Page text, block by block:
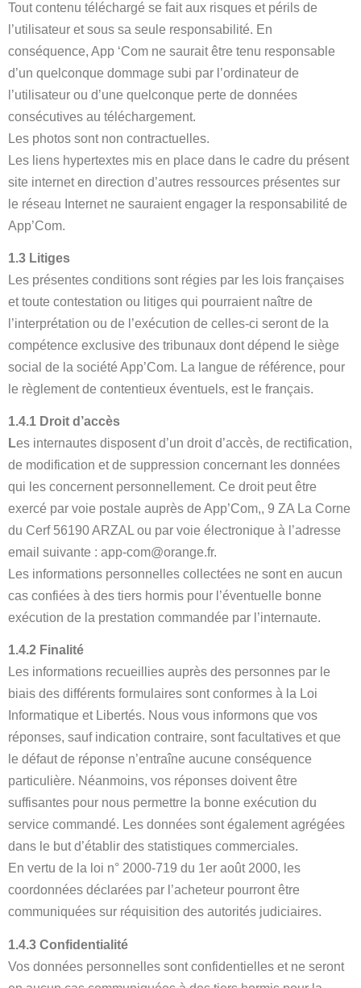
Tout contenu téléchargé se fait aux risques et périls de
l’utilisateur et sous sa seule responsabilité. En
conséquence, App ‘Com ne saurait être tenu responsable
d’un quelconque dommage subi par l’ordinateur de
l’utilisateur ou d’une quelconque perte de données
consécutives au téléchargement.
Les photos sont non contractuelles.
Les liens hypertextes mis en place dans le cadre du présent
site internet en direction d’autres ressources présentes sur
le réseau Internet ne sauraient engager la responsabilité de
App’Com.
1.3 Litiges
Les présentes conditions sont régies par les lois françaises
et toute contestation ou litiges qui pourraient naître de
l’interprétation ou de l’exécution de celles-ci seront de la
compétence exclusive des tribunaux dont dépend le siège
social de la société App’Com. La langue de référence, pour
le règlement de contentieux éventuels, est le français.
1.4.1 Droit d’accès
Les internautes disposent d’un droit d’accès, de rectification,
de modification et de suppression concernant les données
qui les concernent personnellement. Ce droit peut être
exercé par voie postale auprès de App’Com,, 9 ZA La Corne
du Cerf 56190 ARZAL ou par voie électronique à l’adresse
email suivante : app-com@orange.fr.
Les informations personnelles collectées ne sont en aucun
cas confiées à des tiers hormis pour l’éventuelle bonne
exécution de la prestation commandée par l’internaute.
1.4.2 Finalité
Les informations recueillies auprès des personnes par le
biais des différents formulaires sont conformes à la Loi
Informatique et Libertés. Nous vous informons que vos
réponses, sauf indication contraire, sont facultatives et que
le défaut de réponse n’entraîne aucune conséquence
particulière. Néanmoins, vos réponses doivent être
suffisantes pour nous permettre la bonne exécution du
service commandé. Les données sont également agrégées
dans le but d’établir des statistiques commerciales.
En vertu de la loi n° 2000-719 du 1er août 2000, les
coordonnées déclarées par l’acheteur pourront être
communiquées sur réquisition des autorités judiciaires.
1.4.3 Confidentialité
Vos données personnelles sont confidentielles et ne seront